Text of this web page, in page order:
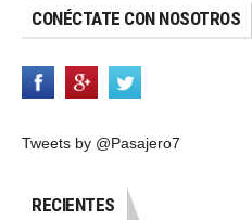
CONÉCTATE CON NOSOTROS
Tweets by @Pasajero7
RECIENTES